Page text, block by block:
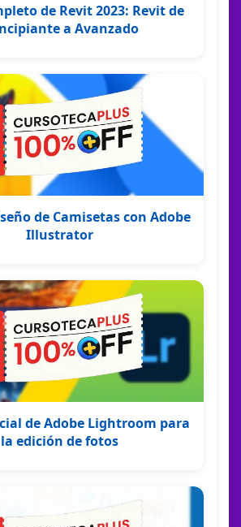
de Revit 2023: Revit de
a Avanzado
de Camisetas con Adobe
Illustrator
de Adobe Lightroom para
la edición de fotos